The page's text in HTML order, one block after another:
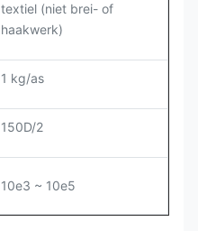
textiel (niet brei- of
haakwerk)
1 kg/as
150D/2
10e3 ~ 10e5